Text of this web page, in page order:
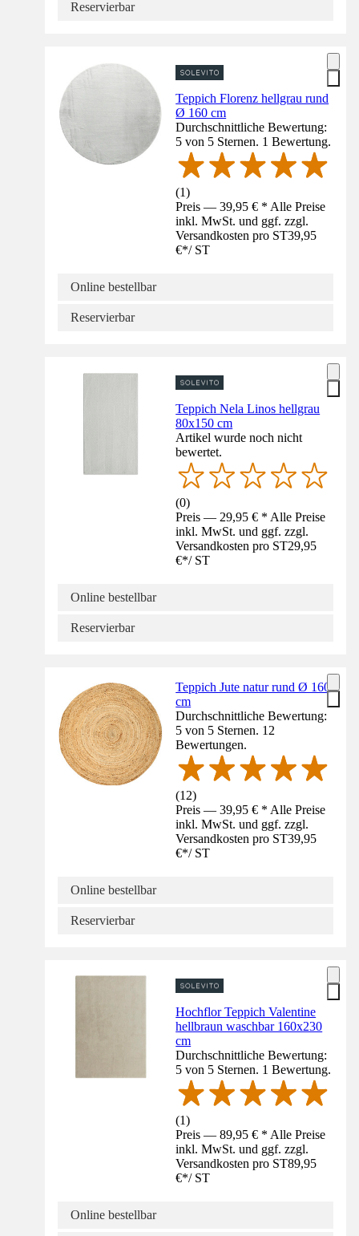
Reservierbar
Teppich Florenz hellgrau rund
Ø 160 cm
Durchschnittliche Bewertung:
5 von 5 Sternen. 1 Bewertung.
(1)
Preis — 39,95 € * Alle Preise
inkl. MwSt. und ggf. zzgl.
Versandkosten pro ST39,95
€*/ ST
Online bestellbar
Reservierbar
Teppich Nela Linos hellgrau
80x150 cm
Artikel wurde noch nicht
bewertet.
(0)
Preis — 29,95 € * Alle Preise
inkl. MwSt. und ggf. zzgl.
Versandkosten pro ST29,95
€*/ ST
Online bestellbar
Reservierbar
Teppich Jute natur rund Ø 160
cm
Durchschnittliche Bewertung:
5 von 5 Sternen. 12
Bewertungen.
(12)
Preis — 39,95 € * Alle Preise
inkl. MwSt. und ggf. zzgl.
Versandkosten pro ST39,95
€*/ ST
Online bestellbar
Reservierbar
Hochflor Teppich Valentine
hellbraun waschbar 160x230
cm
Durchschnittliche Bewertung:
5 von 5 Sternen. 1 Bewertung.
(1)
Preis — 89,95 € * Alle Preise
inkl. MwSt. und ggf. zzgl.
Versandkosten pro ST89,95
€*/ ST
Online bestellbar